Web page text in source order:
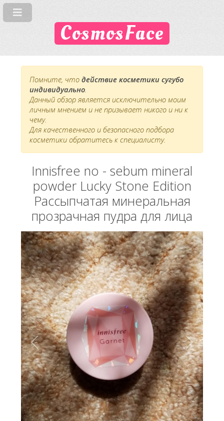
CosmosFace
Помните, что действие косметики сугубо
индивидуально.
Данный обзор является исключительно моим
личным мнением и не призывает никого и ни к
чему.
Для качественного и безопасного подбора
косметики обратитесь к специалисту.
Innisfree no - sebum mineral
powder Lucky Stone Edition
Рассыпчатая минеральная
прозрачная пудра для лица
Вперёд Назад